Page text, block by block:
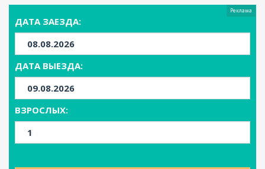
КАРТА Реклама
ДАТА ЗАЕЗДА:
ДАТА ВЫЕЗДА:
ВЗРОСЛЫХ: